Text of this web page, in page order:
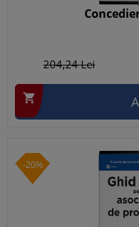
204,24Lei

-20%